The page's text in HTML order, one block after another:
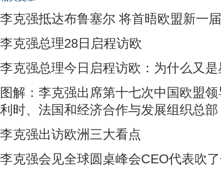
李克强抵达布鲁塞尔 将首晤欧盟新一
李克强总理28日启程访欧
李克强总理今日启程访欧：为什么又
图解：李克强出席第十七次中国欧盟
利时、法国和经济合作与发展组织总部
李克强出访欧洲三大看点
李克强会见全球圆桌峰会CEO代表吹